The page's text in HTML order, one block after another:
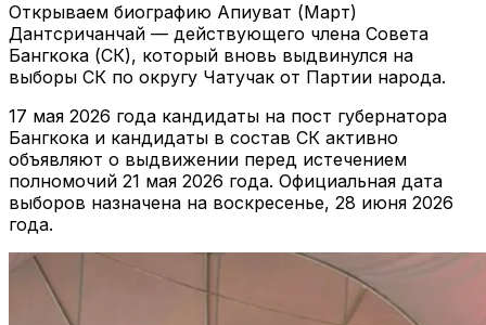
Открываем биографию Апиуват (Март)
Дантсричанчай — действующего члена Совета
Бангкока (СК), который вновь выдвинулся на
выборы СК по округу Чатучак от Партии народа.
17 мая 2026 года кандидаты на пост губернатора
Бангкока и кандидаты в состав СК активно
объявляют о выдвижении перед истечением
полномочий 21 мая 2026 года. Официальная дата
выборов назначена на воскресенье, 28 июня 2026
года.